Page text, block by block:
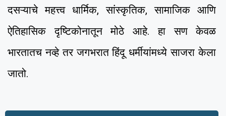
दसऱ्याचे महत्त्व धार्मिक, सांस्कृतिक, सामाजिक आणि
ऐतिहासिक दृष्टिकोनातून मोठे आहे. हा सण केवळ
भारतातच नव्हे तर जगभरात हिंदू धर्मीयांमध्ये साजरा केला
जातो.